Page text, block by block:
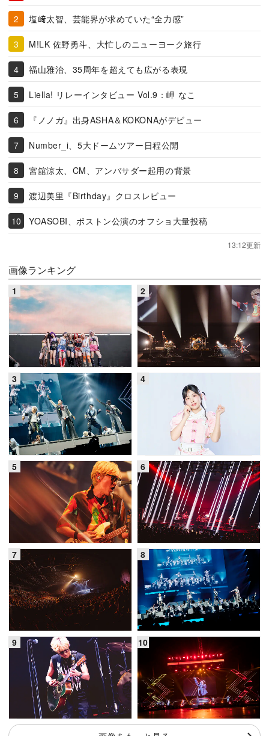
塩﨑太智、芸能界が求めていた“全力感”
M!LK 佐野勇斗、大忙しのニューヨーク旅行
福山雅治、35周年を超えても広がる表現
Liella! リレーインタビュー Vol.9：岬 なこ
『ノノガ』出身ASHA＆KOKONAがデビュー
Number_i、5大ドームツアー日程公開
宮舘涼太、CM、アンバサダー起用の背景
渡辺美里『Birthday』クロスレビュー
YOASOBI、ボストン公演のオフショ大量投稿
13:12更新
画像ランキング